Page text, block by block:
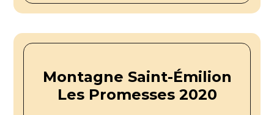
Montagne Saint-Émilion
Les Promesses 2020